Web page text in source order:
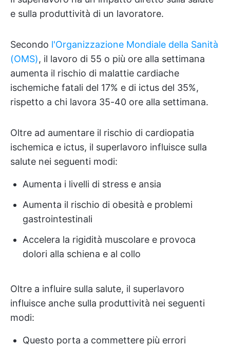
e sulla produttività di un lavoratore.
Secondo l'Organizzazione Mondiale della Sanità
(OMS), il lavoro di 55 o più ore alla settimana
aumenta il rischio di malattie cardiache
ischemiche fatali del 17% e di ictus del 35%,
rispetto a chi lavora 35-40 ore alla settimana.
Oltre ad aumentare il rischio di cardiopatia
ischemica e ictus, il superlavoro influisce sulla
salute nei seguenti modi:
Aumenta i livelli di stress e ansia
Aumenta il rischio di obesità e problemi
gastrointestinali
Accelera la rigidità muscolare e provoca
dolori alla schiena e al collo
Oltre a influire sulla salute, il superlavoro
influisce anche sulla produttività nei seguenti
modi:
Questo porta a commettere più errori